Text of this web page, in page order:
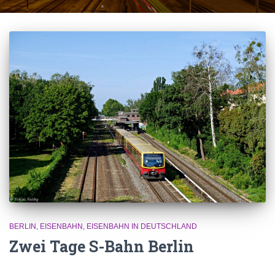
BERLIN EISENBAHN EISENBAHN IN DEUTSCHLAND
Zwei Tage S-Bahn Berlin